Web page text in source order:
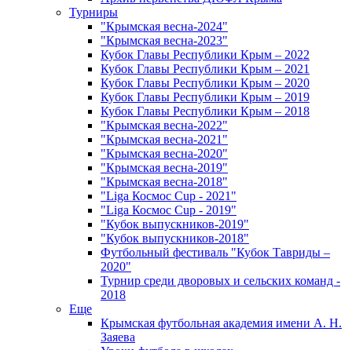
Турниры
"Крымская весна-2024"
"Крымская весна-2023"
Кубок Главы Республики Крым – 2022
Кубок Главы Республики Крым – 2021
Кубок Главы Республики Крым – 2020
Кубок Главы Республики Крым – 2019
Кубок Главы Республики Крым – 2018
"Крымская весна-2022"
"Крымская весна-2021"
"Крымская весна-2020"
"Крымская весна-2019"
"Крымская весна-2018"
"Liga Космос Cup - 2021"
"Liga Космос Cup - 2019"
"Кубок выпускников-2019"
"Кубок выпускников-2018"
Футбольный фестиваль "Кубок Тавриды –
2020"
Турнир среди дворовых и сельских команд -
2018
Еще
Крымская футбольная академия имени А. Н.
Заяева